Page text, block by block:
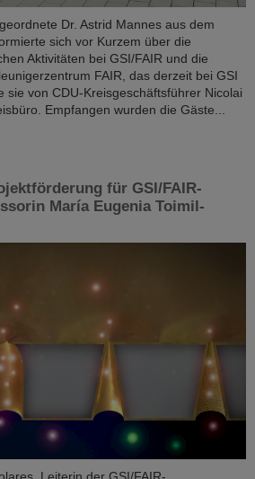
Dr. Astrid Mannes aus dem
sich vor Kurzem über die
Aktivitäten bei GSI/FAIR und die
FAIR, das derzeit bei GSI
sie von CDU-Kreisgeschäftsführer Nicolai
Empfangen wurden die Gäste...
für GSI/FAIR-
María Eugenia Toimil-